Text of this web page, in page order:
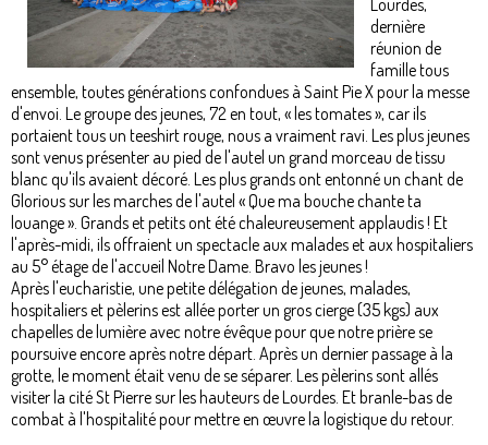
Lourdes,
dernière
réunion de
famille tous
ensemble, toutes générations confondues à Saint Pie X pour la messe
d'envoi. Le groupe des jeunes, 72 en tout, « les tomates », car ils
portaient tous un teeshirt rouge, nous a vraiment ravi. Les plus jeunes
sont venus présenter au pied de l'autel un grand morceau de tissu
blanc qu'ils avaient décoré. Les plus grands ont entonné un chant de
Glorious sur les marches de l'autel « Que ma bouche chante ta
louange ». Grands et petits ont été chaleureusement applaudis ! Et
l'après-midi, ils offraient un spectacle aux malades et aux hospitaliers
au 5° étage de l'accueil Notre Dame. Bravo les jeunes !
Après l'eucharistie, une petite délégation de jeunes, malades,
hospitaliers et pèlerins est allée porter un gros cierge (35 kgs) aux
chapelles de lumière avec notre évêque pour que notre prière se
poursuive encore après notre départ. Après un dernier passage à la
grotte, le moment était venu de se séparer. Les pèlerins sont allés
visiter la cité St Pierre sur les hauteurs de Lourdes. Et branle-bas de
combat à l'hospitalité pour mettre en œuvre la logistique du retour.